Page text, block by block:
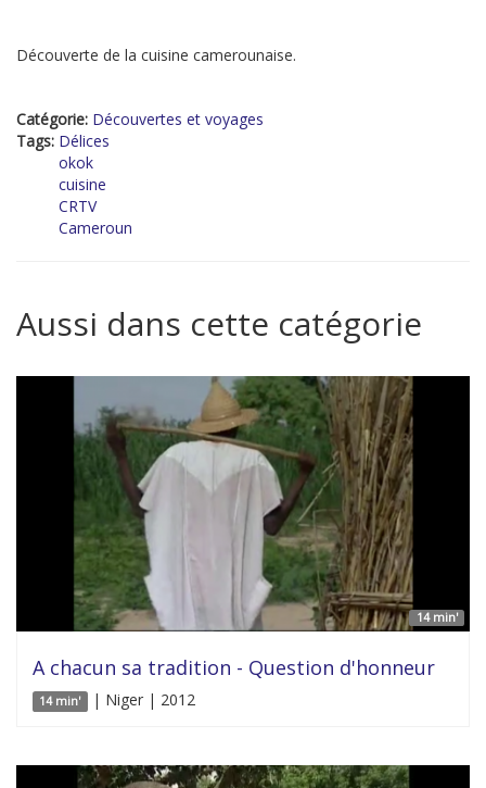
Découverte de la cuisine camerounaise.
Catégorie: Découvertes et voyages
Tags: Délices
okok
cuisine
CRTV
Cameroun
Aussi dans cette catégorie
14 min'
A chacun sa tradition - Question d'honneur
14 min' | Niger | 2012